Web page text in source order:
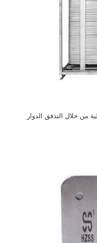
من خلال التدفق الدوار